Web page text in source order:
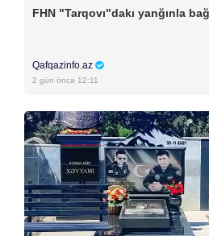
FHN "Tarqovı"dakı yanğınla
Qafqazinfo.az
2 gün öncə 12:11